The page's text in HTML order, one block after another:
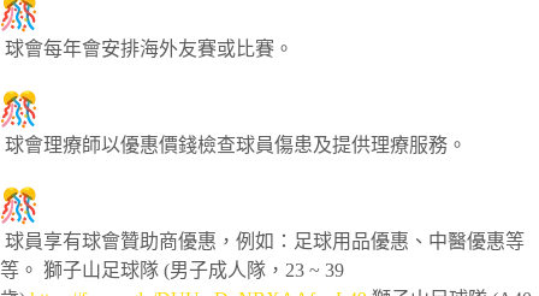
球會每年會安排海外友賽或比賽。
球會理療師以優惠價錢檢查球員傷患及提供理療服務。
球員享有球會贊助商優惠，例如：足球用品優惠、中醫優惠等
等。 獅子山足球隊 (男子成人隊，23 ~ 39